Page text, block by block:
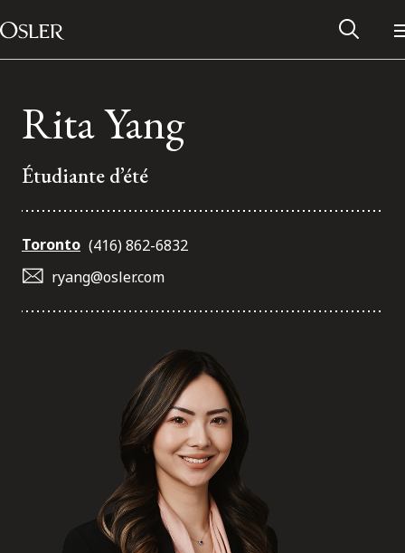
Passer au contenu
Main Navigation
S’abonner aux articles Osler
S’abonner
Rita Yang
Étudiante d’été
Toronto (416) 862-6832
ryang@osler.com